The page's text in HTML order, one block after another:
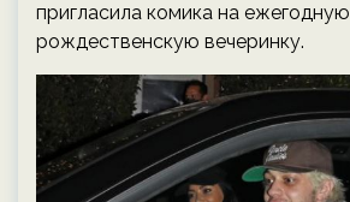
пригласила комика на ежегодную
рождественскую вечеринку.